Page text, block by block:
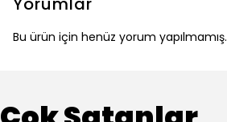
Bu ürün için henüz yorum yapılmamış.